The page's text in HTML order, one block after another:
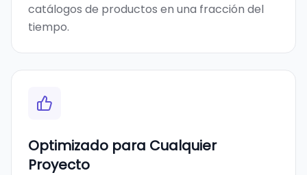
catálogos de productos en una fracción del
tiempo.
Optimizado para Cualquier
Proyecto